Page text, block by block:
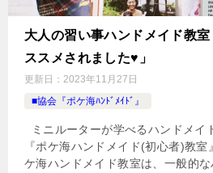
大人の習い事ハンドメイド教
ススメされました♥」
更新日： 2023年11月27日
■協会『ポケ海ﾊﾝﾄﾞﾒｲﾄﾞ』
ミニルーターが学べるハンドメ
『ポケ海ハンドメイド(初心者)教
ケ海ハンドメイド教室は、一般的